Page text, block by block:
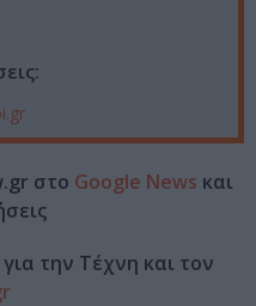
στο Google News και
για την Τέχνη και τον